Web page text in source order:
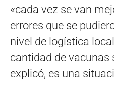
«cada vez se van
errores que se
nivel de logística
cantidad de vacunas
explicó, es una